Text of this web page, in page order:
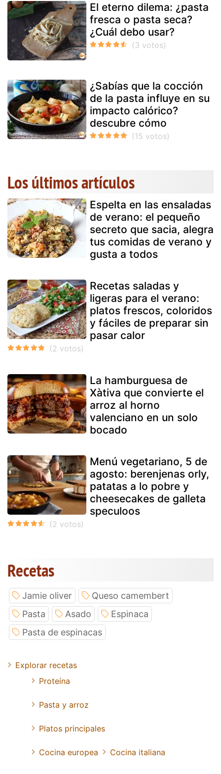
El eterno dilema: ¿pasta
fresca o pasta seca?
¿Cuál debo usar?
¿Sabías que la cocción
de la pasta influye en su
impacto calórico?
descubre cómo
Los últimos artículos
Espelta en las ensaladas
de verano: el pequeño
secreto que sacia, alegra
tus comidas de verano y
gusta a todos
Recetas saladas y
ligeras para el verano:
platos frescos, coloridos
y fáciles de preparar sin
pasar calor
La hamburguesa de
Xàtiva que convierte el
arroz al horno
valenciano en un solo
bocado
Menú vegetariano, 5 de
agosto: berenjenas orly,
patatas a lo pobre y
cheesecakes de galleta
speculoos
Recetas
Jamie oliver
Queso camembert
Pasta
Asado
Espinaca
Pasta de espinacas
Explorar recetas
Proteína
Pasta y arroz
Platos principales
Cocina europea Cocina italiana